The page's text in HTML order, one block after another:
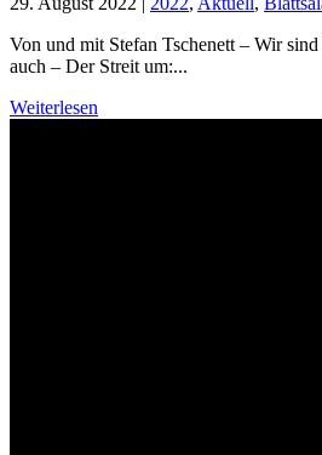
Von und mit Stefan Tschenett – Wir
auch – Der Streit um:...
Weiterlesen